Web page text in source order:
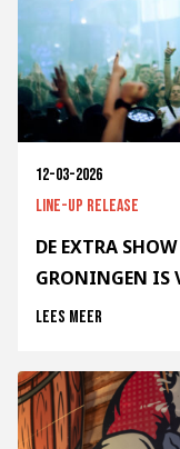
12-03-2026
Line-up release
DE EXTRA
GRONINGEN IS
Lees meer